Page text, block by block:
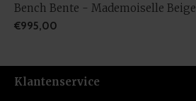
Bench Bente - Mademoiselle Beige
€995,00
Klantenservice